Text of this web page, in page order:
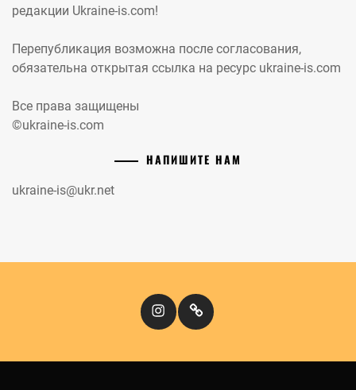
редакции Ukraine-is.com!
Перепубликация возможна после согласования,
обязательна открытая ссылка на ресурс ukraine-is.com
Все права защищены
©ukraine-is.com
НАПИШИТЕ НАМ
ukraine-is@ukr.net
InstagramКіномандри